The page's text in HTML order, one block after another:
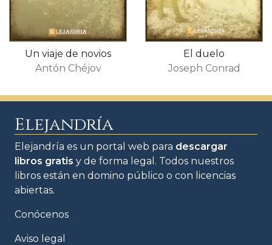
Un viaje de novios
Antón Chéjov
El duelo
Joseph Conrad
Elejandría
Elejandría es un portal web para descargar
libros gratis y de forma legal. Todos nuestros
libros están en domino público o con licencias
abiertas.
Conócenos
Aviso legal